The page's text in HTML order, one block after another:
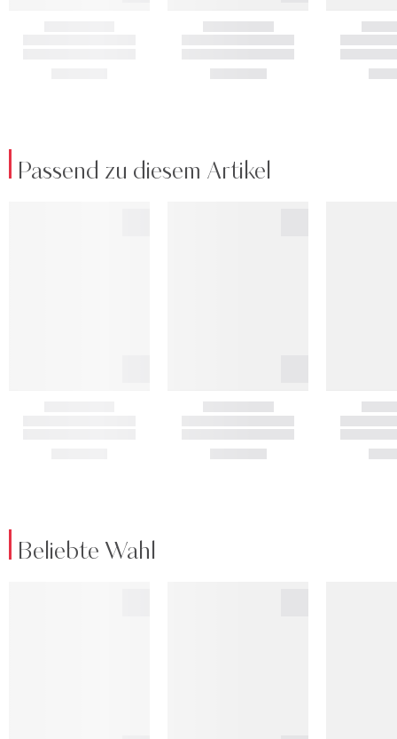
Passend zu diesem Artikel
Beliebte Wahl